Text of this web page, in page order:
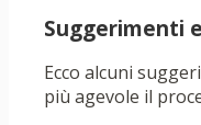
Suggerimenti
Ecco alcuni
più agevole il